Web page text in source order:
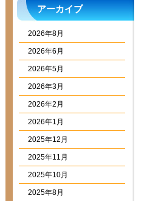
アーカイブ
2026年8月
2026年6月
2026年5月
2026年3月
2026年2月
2026年1月
2025年12月
2025年11月
2025年10月
2025年8月